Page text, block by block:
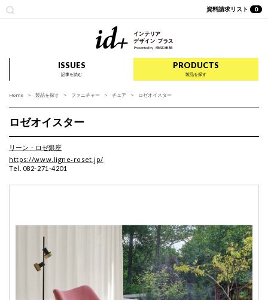
資料請求リスト 0
ISSUES
記事を読む
PRODUCTS
製品を探す
Home 製品を探す ファニチャー チェア ロゼオイスター
ロゼオイスター
リーン・ロゼ銀座
https://www.ligne-roset.jp/
Tel. 082-271-4201